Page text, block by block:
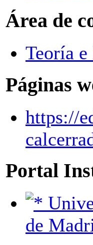
Área de
Teoría
Páginas
https://
Portal
de